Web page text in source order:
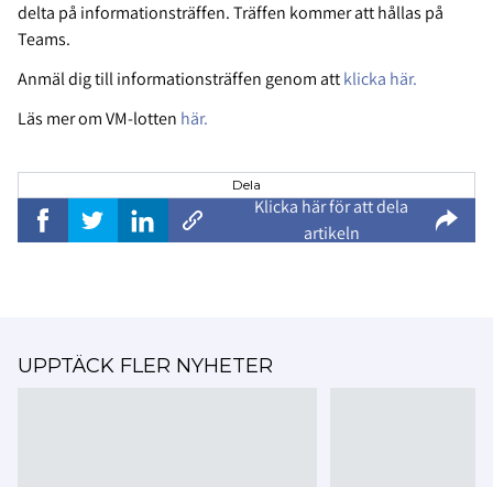
delta på informationsträffen. Träffen kommer att hållas på
Teams.
Anmäl dig till informationsträffen genom attklicka här.
Läs mer om VM-lotten här.
Dela
Klicka här för att dela
artikeln
UPPTÄCK FLER NYHETER